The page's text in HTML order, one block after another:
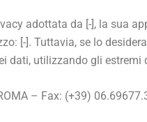
adottata da [-], la sua
[-]. Tuttavia, se lo
dati, utilizzando gli
– Fax: (+39)